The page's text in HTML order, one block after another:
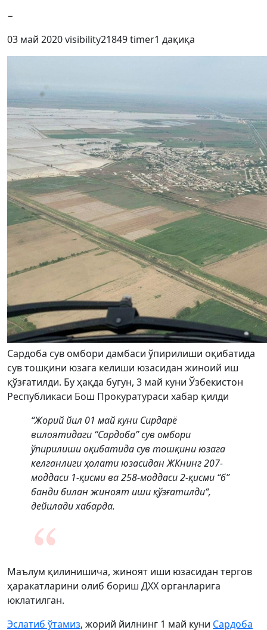
−
03 май 2020visibility21849timer1 дақиқа
Сардоба сув омбори дамбаси ўпирилиши оқибатида
сув тошқини юзага келиши юзасидан жиноий иш
қўзғатилди. Бу ҳақда бугун, 3 май куни Ўзбекистон
Республикаси Бош Прокуратураси хабар қилди
“Жорий йил 01 май куни Сирдарё
вилоятидаги “Сардоба” сув омбори
ўпирилиши оқибатида сув тошқини юзага
келганлиги ҳолати юзасидан ЖКнинг 207-
моддаси 1-қисми ва 258-моддаси 2-қисми “б”
банди билан жиноят иши қўзғатилди“,
дейилади хабарда.
Маълум қилинишича, жиноят иши юзасидан тергов
ҳаракатларини олиб бориш ДХХ органларига
юклатилган.
Эслатиб ўтамиз, жорий йилнинг 1 май куни Сардоба